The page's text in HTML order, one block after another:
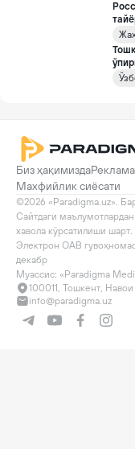
Биз ҳақимиздаРеклама
Махфийлик сиёсати
©2026 «Paradigma.uz».
Сайтдаги
хавола кўрсатилиши шарт.
Электрон ОАВ
декабр
Муассис: «Paradigma
100011, Тошкент,
info@paradigma.uz